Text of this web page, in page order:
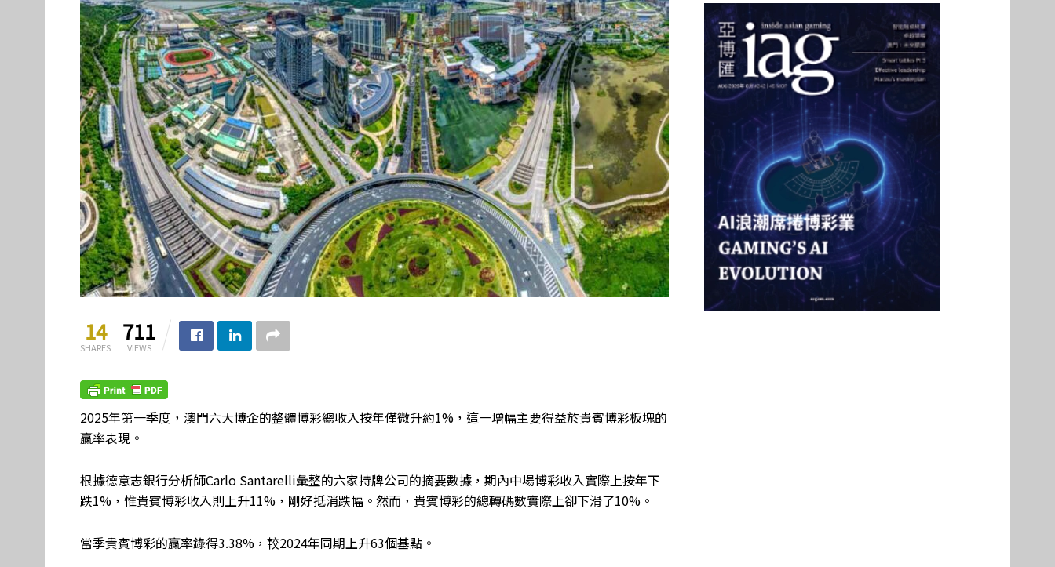
14
SHARES
711
VIEWS
2025年第一季度，澳門六大博企的整體博彩總收入按年僅微升約1%，這一增幅主要得益於貴賓博彩板塊的
贏率表現。
根據德意志銀行分析師Carlo Santarelli彙整的六家持牌公司的摘要數據，期內中場博彩收入實際上按年下
跌1%，惟貴賓博彩收入則上升11%，剛好抵消跌幅。然而，貴賓博彩的總轉碼數實際上卻下滑了10%。
當季貴賓博彩的贏率錄得3.38%，較2024年同期上升63個基點。